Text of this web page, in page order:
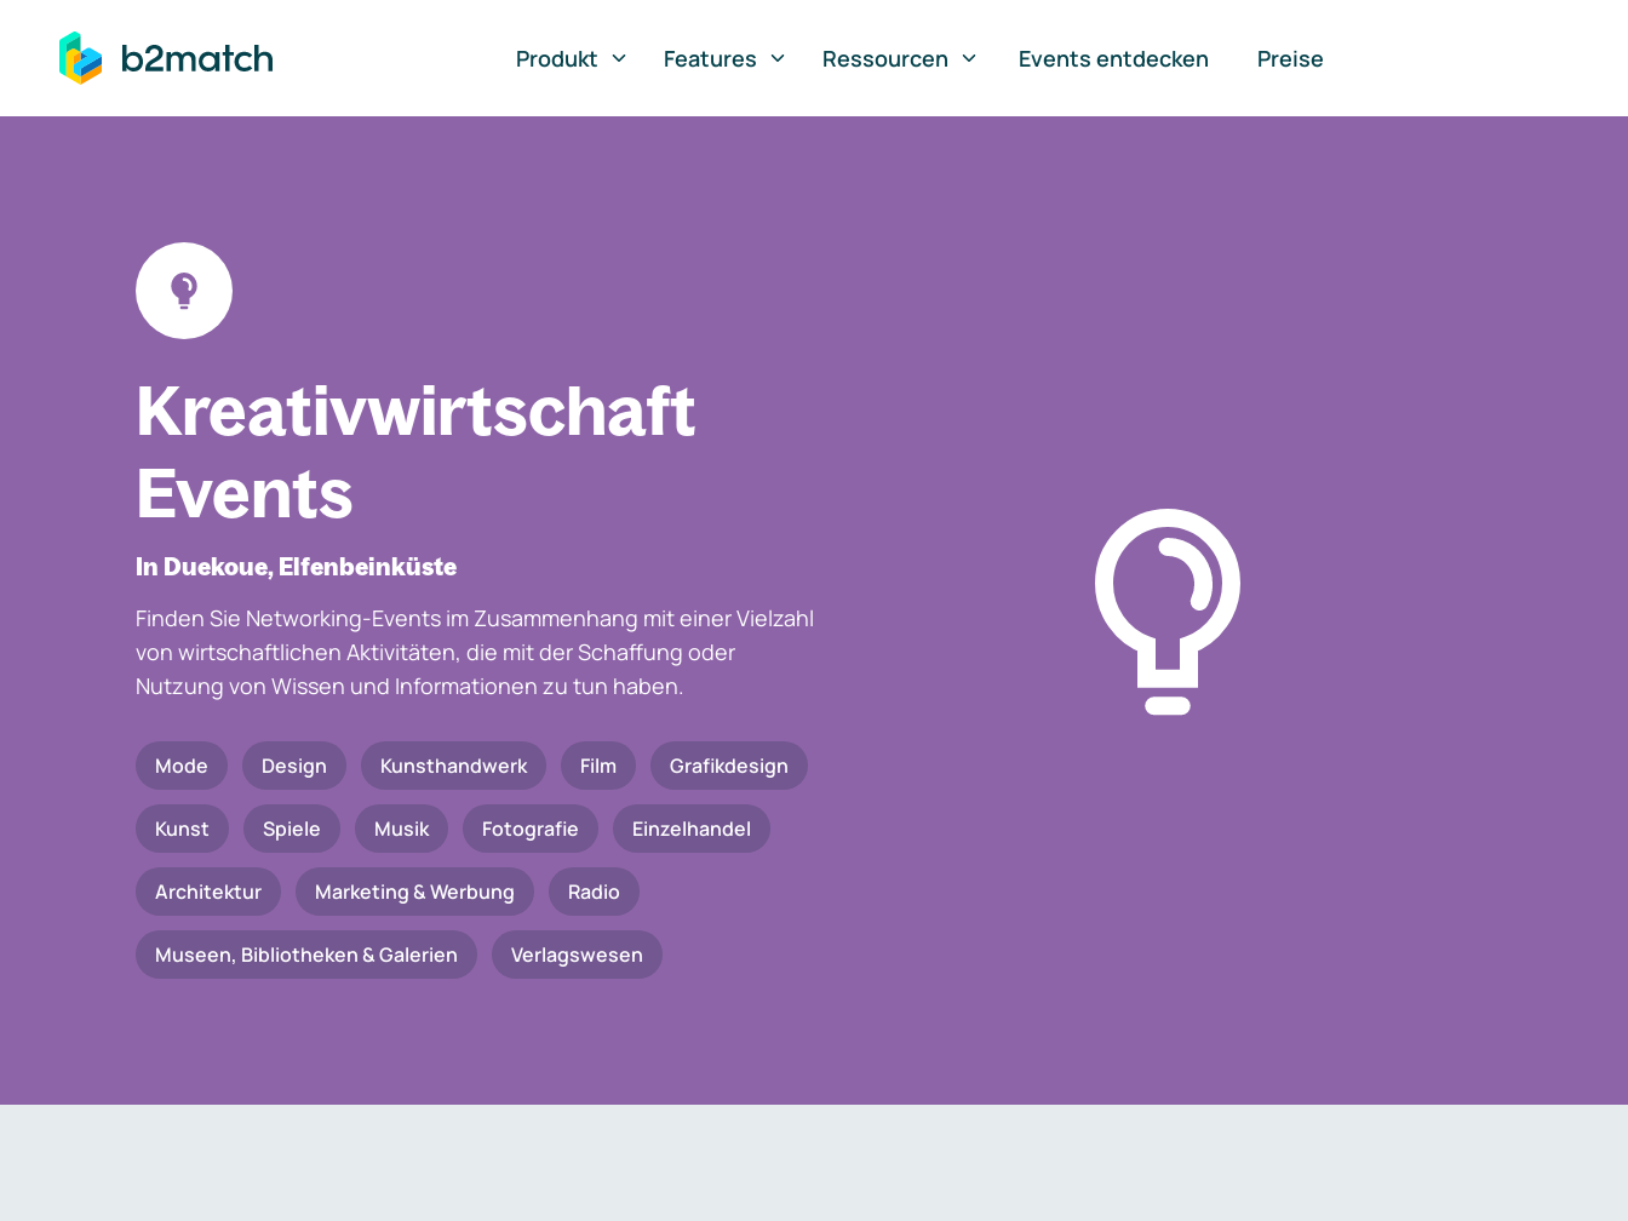
springen
Produkt
Features Ressourcen Events entdecken Preise
Kreativwirtschaft
Events
In Duekoue, Elfenbeinküste
Finden Sie Networking-Events im Zusammenhang mit einer Vielzahl
von wirtschaftlichen Aktivitäten, die mit der Schaffung oder
Nutzung von Wissen und Informationen zu tun haben.
Mode Design Kunsthandwerk Film Grafikdesign
Kunst Spiele Musik Fotografie Einzelhandel
Architektur Marketing & Werbung Radio
Museen, Bibliotheken & Galerien Verlagswesen